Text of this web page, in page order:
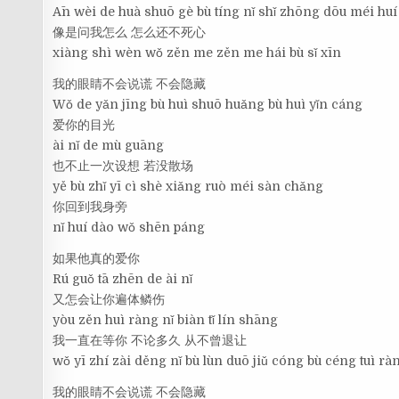
Ān wèi de huà shuō gè bù tíng nǐ shǐ zhōng dōu méi
像是问我怎么 怎么还不死心
xiàng shì wèn wǒ zěn me zěn me hái bù sǐ xīn
我的眼睛不会说谎 不会隐藏
Wǒ de yǎn jīng bù huì shuō huǎng bù huì yǐn cáng
爱你的目光
ài nǐ de mù guāng
也不止一次设想 若没散场
yě bù zhǐ yī cì shè xiǎng ruò méi sàn chǎng
你回到我身旁
nǐ huí dào wǒ shēn páng
如果他真的爱你
Rú guǒ tā zhēn de ài nǐ
又怎会让你遍体鳞伤
yòu zěn huì ràng nǐ biàn tǐ lín shāng
我一直在等你 不论多久 从不曾退让
wǒ yī zhí zài děng nǐ bù lùn duō jiǔ cóng bù céng tuì
我的眼睛不会说谎 不会隐藏